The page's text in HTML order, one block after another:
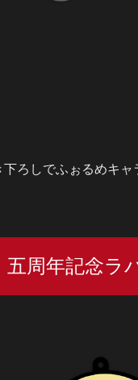
下ろしでふぉるめ
五周年記念